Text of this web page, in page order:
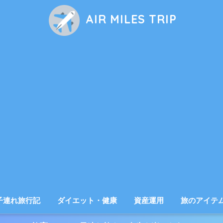
AIR MILES TRIP
連れ旅行記 ダイエット・健康 資産運用 旅のアイテ